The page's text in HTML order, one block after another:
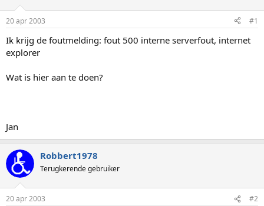
s
t
a
r
e
m
20 apr 2003 #1
Ik krijg de foutmelding: fout 500 interne serverfout, internet
explorer
Wat is hier aan te doen?
Jan
Robbert1978
Terugkerende gebruiker
20 apr 2003 #2